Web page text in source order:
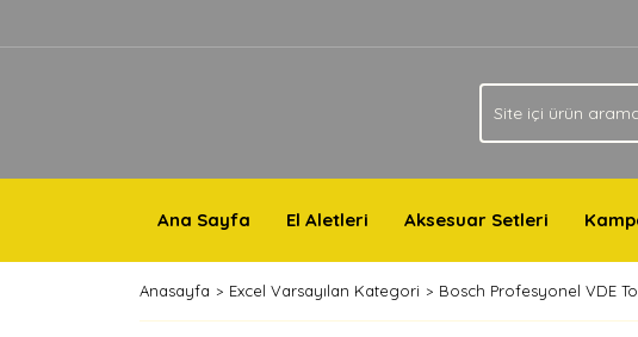
Ana Sayfa El Aletleri Aksesuar Setleri
Anasayfa Excel Varsayılan Kategori Bosch Profesyonel VDE